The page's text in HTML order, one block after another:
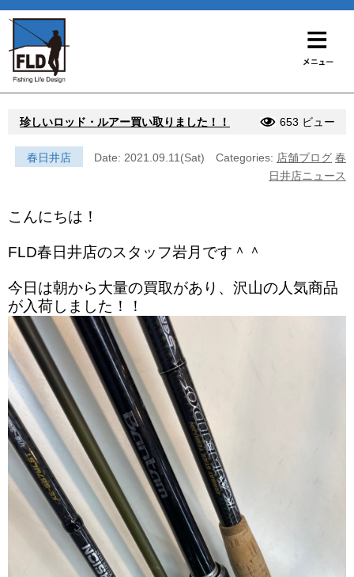
珍しいロッド・ルアー買い取りました！！ 653 ビュー
春日井店 Date: 2021.09.11(Sat) Categories: 店舗ブログ 春
日井店ニュース
こんにちは！
FLD春日井店のスタッフ岩月です＾＾
今日は朝から大量の買取があり、沢山の人気商品
が入荷しました！！